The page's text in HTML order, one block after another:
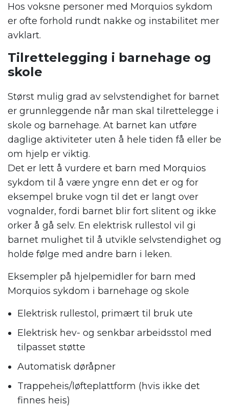
Hos voksne personer med Morquios sykdom
er ofte forhold rundt nakke og instabilitet mer
avklart.
Tilrettelegging i barnehage og
skole
Størst mulig grad av selvstendighet for barnet
er grunnleggende når man skal tilrettelegge i
skole og barnehage. At barnet kan utføre
daglige aktiviteter uten å hele tiden få eller be
om hjelp er viktig.
Det er lett å vurdere et barn med Morquios
sykdom til å være yngre enn det er og for
eksempel bruke vogn til det er langt over
vognalder, fordi barnet blir fort slitent og ikke
orker å gå selv. En elektrisk rullestol vil gi
barnet mulighet til å utvikle selvstendighet og
holde følge med andre barn i leken.
Eksempler på hjelpemidler for barn med
Morquios sykdom i barnehage og skole
Elektrisk rullestol, primært til bruk ute
Elektrisk hev- og senkbar arbeidsstol med
tilpasset støtte
Automatisk døråpner
Trappeheis/løfteplattform (hvis ikke det
finnes heis)